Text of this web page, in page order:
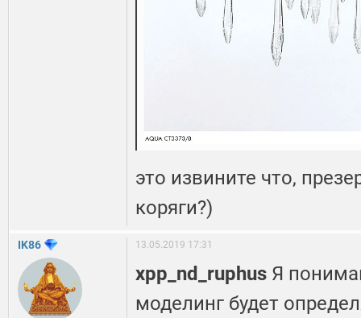
это извините что,
коряги?)
IK86 13.05.2019 17:31
xpp_nd_ruphus Я
моделинг будет